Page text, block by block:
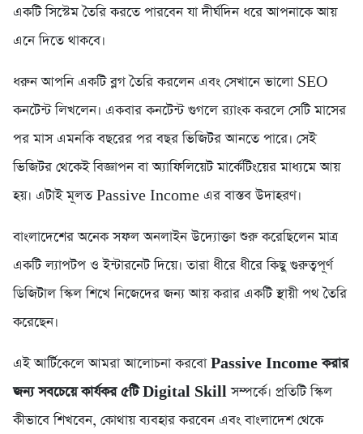
একটি সিস্টেম তৈরি করতে পারবেন যা দীর্ঘদিন ধরে আপনাকে আয়
এনে দিতে থাকবে।
ধরুন আপনি একটি ব্লগ তৈরি করলেন এবং সেখানে ভালো SEO
কনটেন্ট লিখলেন। একবার কনটেন্ট গুগলে র‍্যাংক করলে সেটি মাসের
পর মাস এমনকি বছরের পর বছর ভিজিটর আনতে পারে। সেই
ভিজিটর থেকেই বিজ্ঞাপন বা অ্যাফিলিয়েট মার্কেটিংয়ের মাধ্যমে আয়
হয়। এটাই মূলত Passive Income এর বাস্তব উদাহরণ।
বাংলাদেশের অনেক সফল অনলাইন উদ্যোক্তা শুরু করেছিলেন মাত্র
একটি ল্যাপটপ ও ইন্টারনেট দিয়ে। তারা ধীরে ধীরে কিছু গুরুত্বপূর্ণ
ডিজিটাল স্কিল শিখে নিজেদের জন্য আয় করার একটি স্থায়ী পথ তৈরি
করেছেন।
এই আর্টিকেলে আমরা আলোচনা করবোPassive Income করার
জন্য সবচেয়ে কার্যকর ৫টি Digital Skillসম্পর্কে। প্রতিটি স্কিল
কীভাবে শিখবেন, কোথায় ব্যবহার করবেন এবং বাংলাদেশ থেকে